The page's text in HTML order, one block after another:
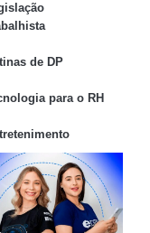
de DP
para o RH